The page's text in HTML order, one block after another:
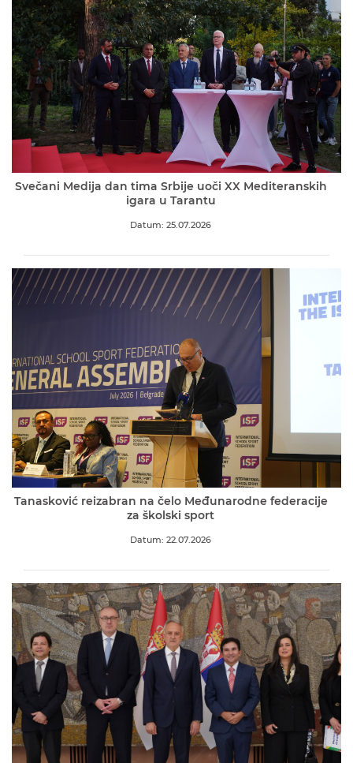
Svečani Medija dan tima Srbije uoči XX Mediteranskih
igara u Tarantu
Datum: 25.07.2026
Tanasković reizabran na čelo Međunarodne federacije
za školski sport
Datum: 22.07.2026